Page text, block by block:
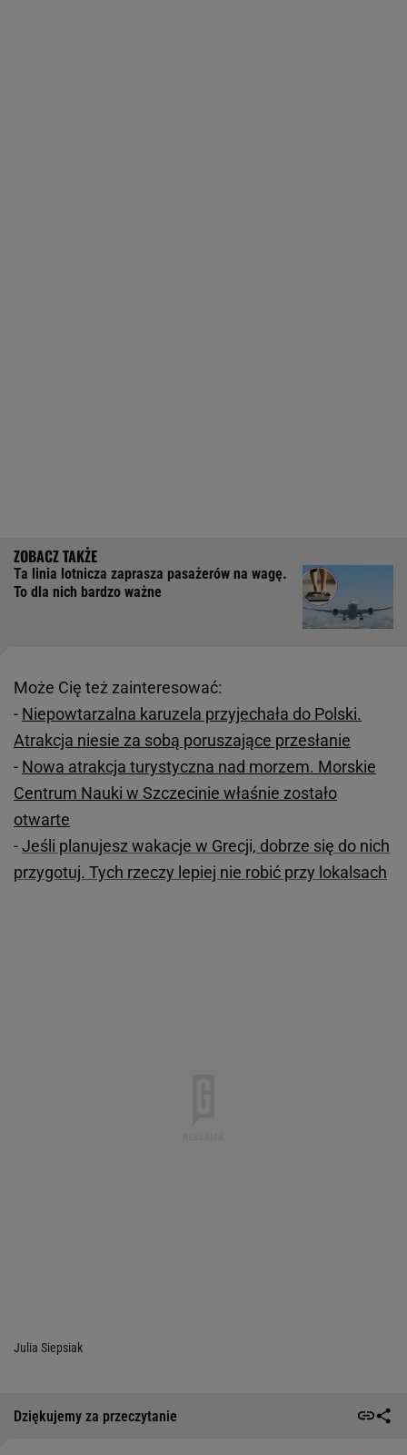
Ta linia lotnicza zaprasza pasażerów na wagę.
To dla nich bardzo ważne
Może Cię też zainteresować:
- Niepowtarzalna karuzela przyjechała do Polski.
Atrakcja niesie za sobą poruszające przesłanie
- Nowa atrakcja turystyczna nad morzem. Morskie
Centrum Nauki w Szczecinie właśnie zostało
otwarte
-Jeśli planujesz wakacje w Grecji, dobrze się do nich
przygotuj. Tych rzeczy lepiej nie robić przy lokalsach
Julia Siepsiak
Dziękujemy za przeczytanie